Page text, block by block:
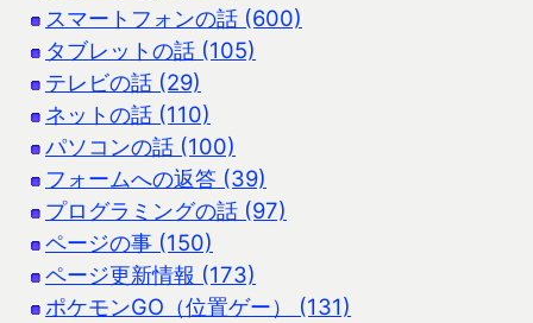
スマートフォンの話 (600)
タブレットの話 (105)
テレビの話 (29)
ネットの話 (110)
パソコンの話 (100)
フォームへの返答 (39)
プログラミングの話 (97)
ページの事 (150)
ページ更新情報 (173)
ポケモンGO（位置ゲー） (131)